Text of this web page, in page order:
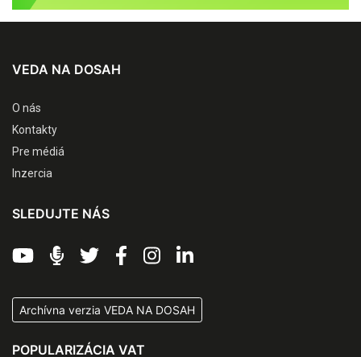
VEDA NA DOSAH
O nás
Kontakty
Pre médiá
Inzercia
SLEDUJTE NÁS
Archívna verzia VEDA NA DOSAH
POPULARIZÁCIA VAT